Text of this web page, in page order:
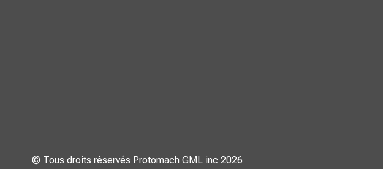
© Tous droits réservés Protomach GML inc 2026